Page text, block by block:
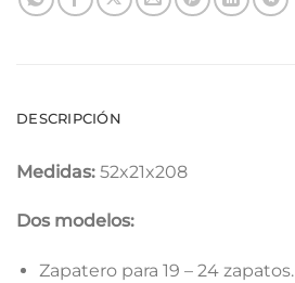
DESCRIPCIÓN
Medidas: 52x21x208
Dos modelos:
Zapatero para 19 – 24 zapatos.